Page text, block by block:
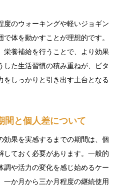
度のウォーキングや軽いジョギン
体を動かすことが理想的です。
栄養補給を行うことで、より効果
した生活習慣の積み重ねが、ビタ
をしっかりと引き出す土台となる
間と個人差について
効果を実感するまでの期間は、個
しておく必要があります。一般的
調や活力の変化を感じ始めるケー
一か月から三か月程度の継続使用